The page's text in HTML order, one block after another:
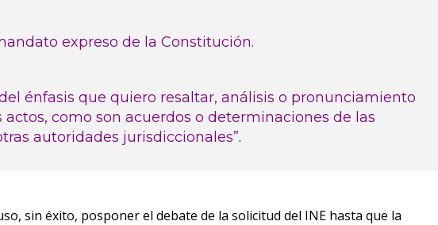
expreso de la Constitución.
énfasis que quiero resaltar, análisis o pronunciamiento
como son acuerdos o determinaciones de las
autoridades jurisdiccionales”.
sin éxito, posponer el debate de la solicitud del INE hasta que la